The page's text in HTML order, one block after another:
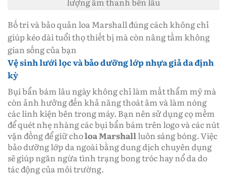
Bố trí và bảo quản loa Marshall đúng cách không chỉ
giúp kéo dài tuổi thọ thiết bị mà còn nâng tầm không
gian sống của bạn
Vệ sinh lưới lọc và bảo dưỡng lớp nhựa giả da định
kỳ
Bụi bẩn bám lâu ngày không chỉ làm mất thẩm mỹ mà
còn ảnh hưởng đến khả năng thoát âm và làm nóng
các linh kiện bên trong máy. Bạn nên sử dụng cọ mềm
để quét nhẹ nhàng các bụi bẩn bám trên logo và các nút
vặn đồng để giữ choloa Marshallluôn sáng bóng. Việc
bảo dưỡng lớp da ngoài bằng dung dịch chuyên dụng
sẽ giúp ngăn ngừa tình trạng bong tróc hay nổ da do
tác động của môi trường.